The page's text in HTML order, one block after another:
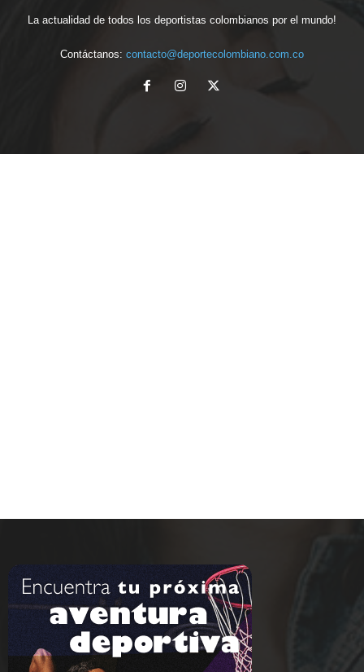
La actualidad de todos los deportistas colombianos por el mundo!
Contáctanos: contacto@deportecolombiano.com.co